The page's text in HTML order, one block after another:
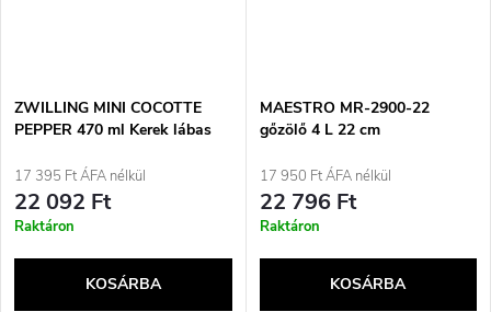
ZWILLING MINI COCOTTE
PEPPER 470 ml Kerek lábas
17 395 Ft ÁFA nélkül
22 092 Ft
Raktáron
KOSÁRBA
MAESTRO MR-2900-22
gőzölő 4 L 22 cm
17 950 Ft ÁFA nélkül
22 796 Ft
Raktáron
KOSÁRBA